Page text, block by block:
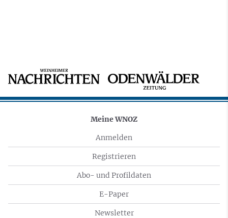
Meine WNOZ
Anmelden
Registrieren
Abo- und Profildaten
E-Paper
Newsletter